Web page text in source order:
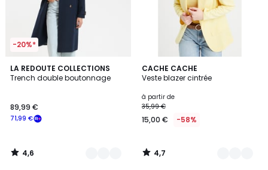
-20%*
LA REDOUTE COLLECTIONS
Trench double boutonnage
71,99 €
89,99 €
4,6
/ 5
2
Couleurs
4,6
/
CACHE CACHE
Veste blazer cintrée
à partir de
35,99 €
15,00 € -58%
4,7
/ 5
6
Couleurs
4,7
/